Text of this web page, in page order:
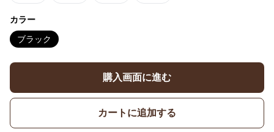
カラー
ブラック
購入画面に進む
カートに追加する